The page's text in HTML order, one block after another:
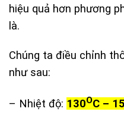
hiệu quả hơn phương
là.
Chúng ta điều chỉnh
như sau:
– Nhiệt độ: 130OC –